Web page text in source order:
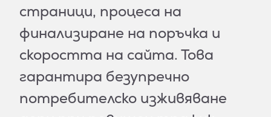
страници, процеса на
финализиране на поръчка и
скоростта на сайта. Това
гарантира безупречно
потребителско изживяване